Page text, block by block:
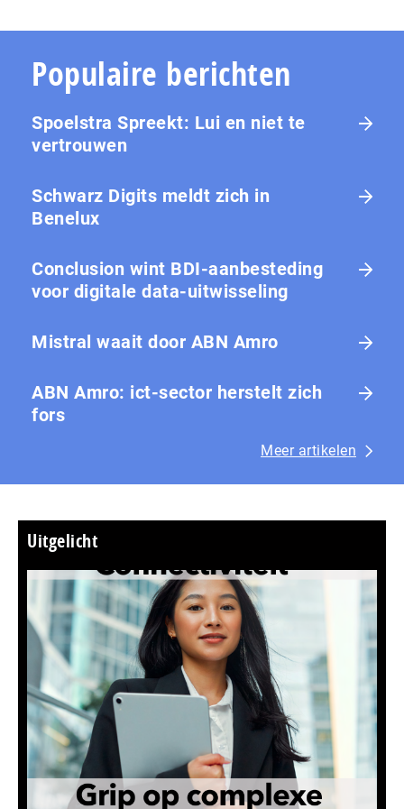
Populaire berichten
Spoelstra Spreekt: Lui en niet te
vertrouwen
Schwarz Digits meldt zich in
Benelux
Conclusion wint BDI-aanbesteding
voor digitale data-uitwisseling
Mistral waait door ABN Amro
ABN Amro: ict-sector herstelt zich
fors
Meer artikelen
Uitgelicht